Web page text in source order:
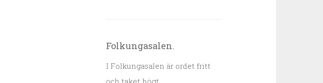
Folkungasalen.
I Folkungasalen är ordet fritt
och taket högt.